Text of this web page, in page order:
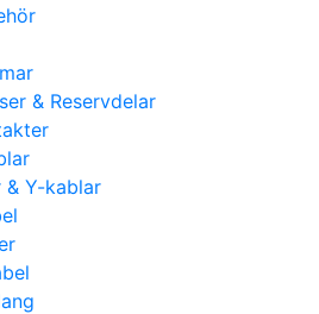
& Reservdelar
& Y-kablar